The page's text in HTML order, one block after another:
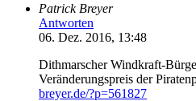
Patrick Breyer
Antworten
06. Dez. 2016, 13:48
Dithmarscher Windkraft-
Veränderungspreis der
breyer.de/?p=561827